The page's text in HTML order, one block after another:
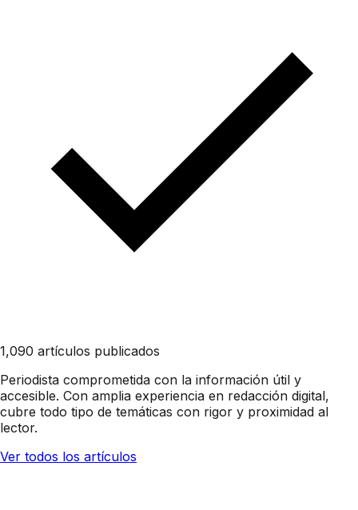
1,090 artículos publicados
Periodista comprometida con la información útil y
accesible. Con amplia experiencia en redacción digital,
cubre todo tipo de temáticas con rigor y proximidad al
lector.
Ver todos los artículos